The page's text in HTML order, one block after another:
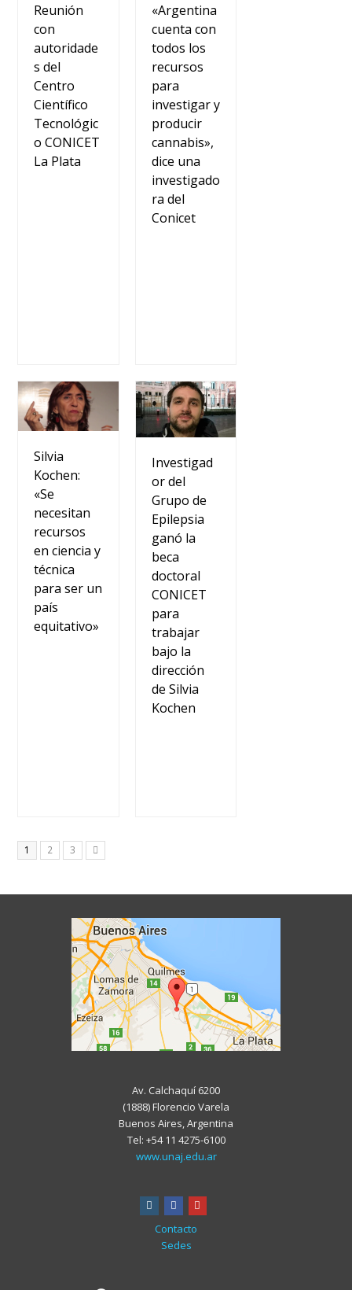
Reunión
con
autoridade
s del
Centro
Científico
Tecnológic
o CONICET
La Plata
«Argentina
cuenta con
todos los
recursos
para
investigar y
producir
cannabis»,
dice una
investigado
ra del
Conicet
Silvia
Kochen:
«Se
necesitan
recursos
en ciencia y
técnica
para ser un
país
equitativo»
Investigad
or del
Grupo de
Epilepsia
ganó la
beca
doctoral
CONICET
para
trabajar
bajo la
dirección
de Silvia
Kochen
Page
1 Page
2 Page
3
Av. Calchaquí 6200
(1888) Florencio Varela
Buenos Aires, Argentina
Tel: +54 11 4275-6100
www.unaj.edu.ar
instagram
facebook
Contacto
Sedes